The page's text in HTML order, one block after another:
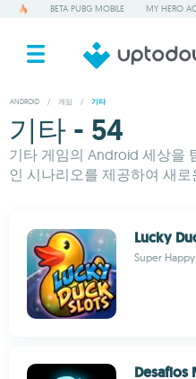
BETA PUBG MOBILE MY HERO
ANDROID / 게임 / 기타
기타 - 54
기타 게임의 Android 세상을
인 시나리오를 제공하여 새
Lucky
Super
Desafios